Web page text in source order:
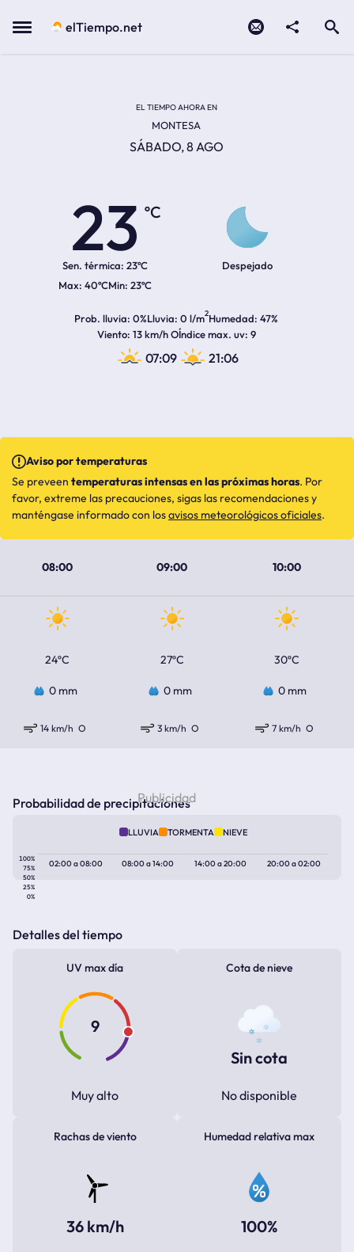
Menu elTiempo.net
EL TIEMPO AHORA EN
MONTESA
SÁBADO, 8 AGO
23
ºC
Sen. térmica: 23ºC
40ºC 23ºC
Despejado
Prob. lluvia 0%Lluvia 0 l/m2Humedad 47%
Viento 13 km/h OÍndice max. uv 9
07:09 21:06
08:00 09:00 10:00
24ºC 27ºC 30ºC
0 mm 0 mm 0 mm
14 km/h O 3 km/h O 7 km/h O
Aviso por temperaturas
Se preveen temperaturas intensas en las próximas horas. Por
favor, extreme las precauciones, sigas las recomendaciones y
manténgase informado con losavisos meteorológicos oficiales.
Probabilidad de precipitaciones
LLUVIA TORMENTA NIEVE
100%
75%
50%
25%
0%
02:00a08:00 08:00a14:00 14:00a20:00 20:00a02:00
Detalles del tiempo
UV max día
9
Muy alto
Cota de nieve
Sin cota
No disponible
Rachas de viento
36 km/h
Humedad relativa max
100%